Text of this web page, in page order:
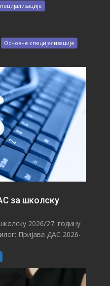
Основне специјализације
за школску
2026/27. годину
Пријава ДАС 2026-